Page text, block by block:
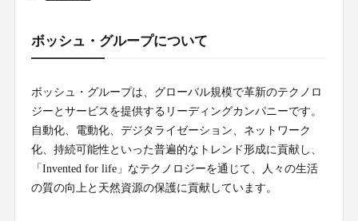
ボッシュ・グループについて
ボッシュ・グループは、グローバル規模で革新のテクノロ
ジーとサービスを提供するリーディングカンパニーです。
自動化、電動化、デジタライゼーション、ネットワーク
化、持続可能性といった普遍的なトレンド形成に貢献し、
「Invented for life」なテクノロジーを通じて、人々の生活
の質の向上と天然資源の保護に貢献しています。